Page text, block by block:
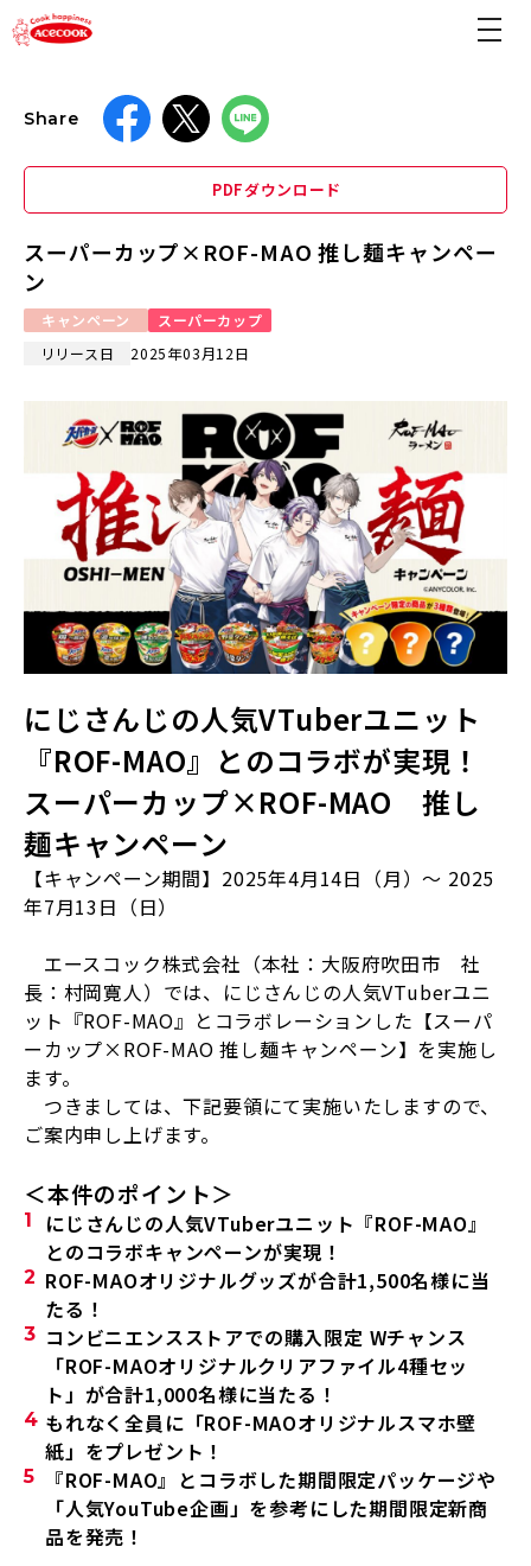
Share
PDFダウンロード
スーパーカップ×ROF-MAO 推し麺キャンペー
ン
キャンペーン
スーパーカップ
リリース日
2025年03月12日
にじさんじの人気VTuberユニット
『ROF-MAO』とのコラボが実現！
スーパーカップ×ROF-MAO 推し
麺キャンペーン
【キャンペーン期間】2025年4月14日（月）～ 2025
年7月13日（日）
エースコック株式会社（本社：大阪府吹田市 社
長：村岡寛人）では、にじさんじの人気VTuberユニ
ット『ROF-MAO』とコラボレーションした【スーパ
ーカップ×ROF-MAO 推し麺キャンペーン】を実施し
ます。
つきましては、下記要領にて実施いたしますので、
ご案内申し上げます。
＜本件のポイント＞
にじさんじの人気VTuberユニット『ROF-MAO』
とのコラボキャンペーンが実現！
ROF-MAOオリジナルグッズが合計1,500名様に当
たる！
コンビニエンスストアでの購入限定 Wチャンス
「ROF-MAOオリジナルクリアファイル4種セッ
ト」が合計1,000名様に当たる！
もれなく全員に「ROF-MAOオリジナルスマホ壁
紙」をプレゼント！
『ROF-MAO』とコラボした期間限定パッケージや
「人気YouTube企画」を参考にした期間限定新商
品を発売！